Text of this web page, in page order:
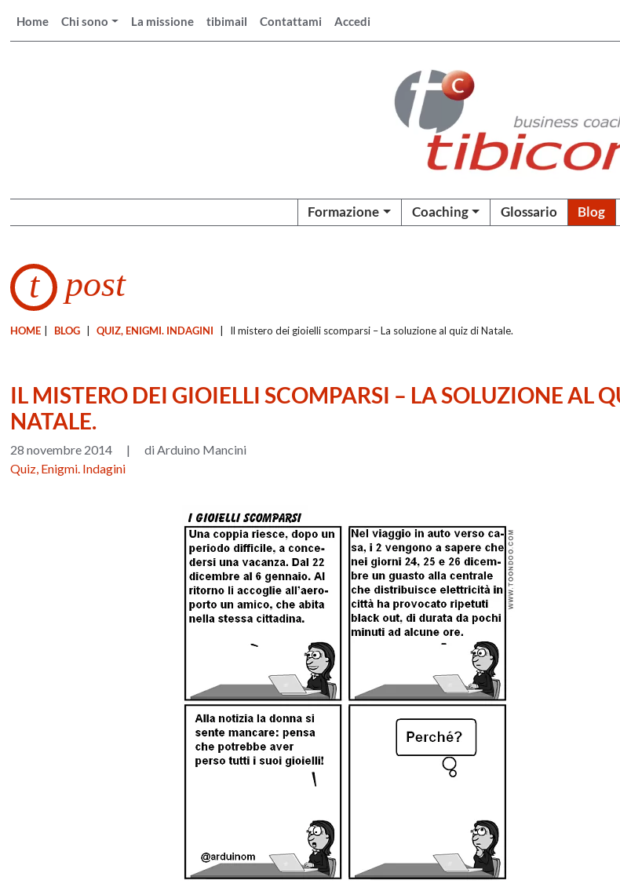
Home Chi sono La missione tibimail Contattami Accedi
Formazione Coaching Glossario Blog
t post
HOME BLOG QUIZ, ENIGMI. INDAGINI Il mistero dei gioielli scomparsi – La soluzione al quiz di Natale.
IL MISTERO DEI GIOIELLI SCOMPARSI – LA SOLUZIONE AL
NATALE.
28 novembre 2014 |
di Arduino Mancini
Quiz, Enigmi. Indagini